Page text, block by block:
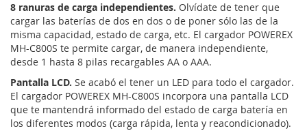
8 ranuras de carga independientes. Olvídate de tener que
cargar las baterías de dos en dos o de poner sólo las de la
misma capacidad, estado de carga, etc. El cargador POWEREX
MH-C800S te permite cargar, de manera independiente,
desde 1 hasta 8 pilas recargables AA o AAA.
Pantalla LCD. Se acabó el tener un LED para todo el cargador.
El cargador POWEREX MH-C800S incorpora una pantalla LCD
que te mantendrá informado del estado de carga batería en
los diferentes modos (carga rápida, lenta y reacondicionado).